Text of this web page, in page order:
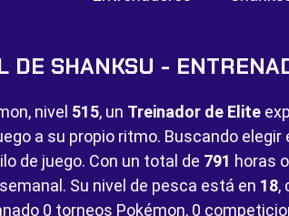
DE SHANKSU -
nivel 515, un Treinador de Elite
a su propio ritmo. Buscando elegir
de juego. Con un total de 791 horas
Su nivel de pesca está en 18,
0 torneos Pokémon, 0